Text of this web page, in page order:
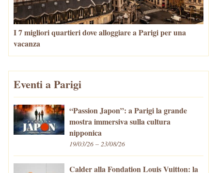
I 7 migliori quartieri dove alloggiare a Parigi per una
vacanza
Eventi a Parigi
“Passion Japon”: a Parigi la grande
mostra immersiva sulla cultura
nipponica
19/03/26 – 23/08/26
Calder alla Fondation Louis Vuitton: la